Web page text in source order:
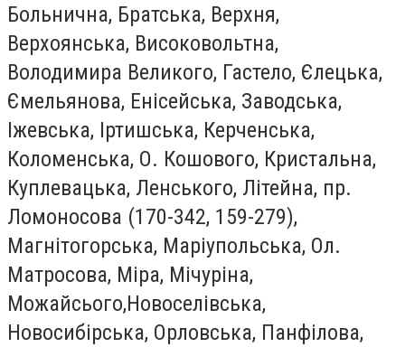
Больнична, Братська, Верхня,
Верхоянська, Високовольтна,
Володимира Великого, Гастело, Єлецька,
Ємельянова, Енісейська, Заводська,
Іжевська, Іртишська, Керченська,
Коломенська, О. Кошового, Кристальна,
Куплевацька, Ленського, Літейна, пр.
Ломоносова (170-342, 159-279),
Магнітогорська, Маріупольська, Ол.
Матросова, Міра, Мічуріна,
Можайсього,Новоселівська,
Новосибірська, Орловська, Панфілова,